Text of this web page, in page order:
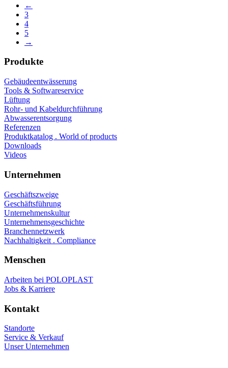
←
3
4
5
→
Produkte
Gebäudeentwässerung
Tools & Softwareservice
Lüftung
Rohr- und Kabeldurchführung
Abwasserentsorgung
Referenzen
Produktkatalog . World of products
Downloads
Videos
Unternehmen
Geschäftszweige
Geschäftsführung
Unternehmenskultur
Unternehmensgeschichte
Branchennetzwerk
Nachhaltigkeit . Compliance
Menschen
Arbeiten bei POLOPLAST
Jobs & Karriere
Kontakt
Standorte
Service & Verkauf
Unser Unternehmen